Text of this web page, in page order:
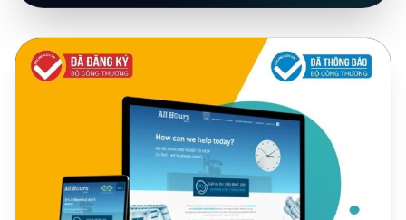
thức